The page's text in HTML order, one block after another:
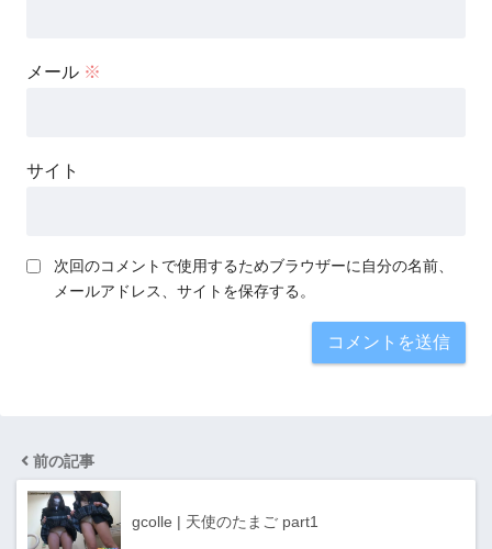
メール ※
サイト
次回のコメントで使用するためブラウザーに自分の名前、
メールアドレス、サイトを保存する。
前の記事
gcolle | 天使のたまご part1